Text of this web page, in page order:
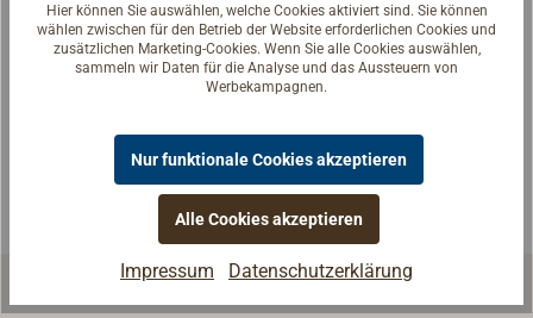
Fragen zum Artikel?
Reden Sie mit Handwerkern, Bootsbauern und
Seglerinnen. Wir verstehen Ihre Fragen und geben die
Experten kontaktieren
Hier können Sie auswählen, welche Cookies aktiviert sind. Sie können
wählen zwischen für den Betrieb der Website erforderlichen Cookies und
zusätzlichen Marketing-Cookies. Wenn Sie alle Cookies auswählen,
sammeln wir Daten für die Analyse und das Aussteuern von
Werbekampagnen.
Nur funktionale Cookies akzeptieren
Alle Cookies akzeptieren
Impressum Datenschutzerklärung